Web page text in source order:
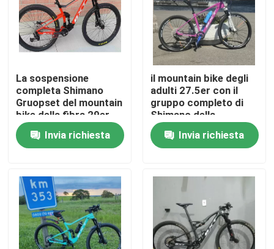
Visita alla fabbrica
Controllo della qualità
Contattaci
Chiedi un preventivo
Bici della strada del carbonio
Struttura del mountain bike del carbonio
La sospensione
completa Shimano
Gruopset del mountain
bike della fibra 29er
del carbonio va in
bicicletta la 11
velocità
Invia richiesta
il mountain bike degli
adulti 27.5er con il
gruppo completo di
Shimano della
struttura della fibra
del carbonio ha messo
27,5
Invia richiesta